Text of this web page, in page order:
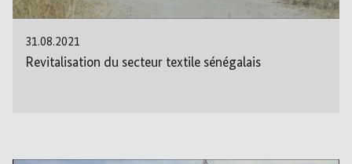
31.08.2021
Revitalisation du secteur textile sénégalais